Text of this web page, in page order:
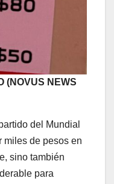
(NOVUS NEWS
del Mundial
miles de pesos en
sino también
para